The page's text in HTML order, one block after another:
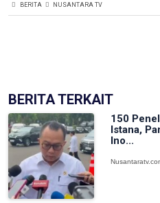
BERITA NUSANTARA TV
BERITA TERKAIT
150
Istana,
Ino...